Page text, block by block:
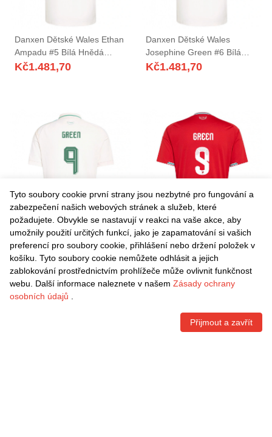
Danxen Dětské Wales Ethan
Ampadu #5 Bílá Hnědá
Zelená Daleko Hráčské
Kč1.481,70
Danxen Dětské Wales
Josephine Green #6 Bílá
Hnědá Zelená Daleko
Kč1.481,70
Danxen Dětské Wales
Kayleigh Green #9 Bílá
Hnědá Zelená Daleko
Hráčské Dresy 26-28 Dres
Kč1.481,70
Danxen Dětské Wales
Kayleigh Green #9 Červená
Bílá Zelená Domů Hráčské
Dresy 26-28 Dres
Kč1.481,70
Tyto soubory cookie první strany jsou nezbytné pro fungování a
zabezpečení našich webových stránek a služeb, které
požadujete. Obvykle se nastavují v reakci na vaše akce, aby
umožnily použití určitých funkcí, jako je zapamatování si vašich
preferencí pro soubory cookie, přihlášení nebo držení položek v
košíku. Tyto soubory cookie nemůžete odhlásit a jejich
zablokování prostřednictvím prohlížeče může ovlivnit funkčnost
webu. Další informace naleznete v našem Zásady ochrany
osobních údajů
Přijmout a zavřít